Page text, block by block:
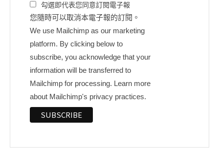
勾選即代表您同意訂閱電子報
您隨時可以取消本電子報的訂閱。
We use Mailchimp as our marketing
platform. By clicking below to
subscribe, you acknowledge that your
information will be transferred to
Mailchimp for processing. Learn more
about Mailchimp's privacy practices.